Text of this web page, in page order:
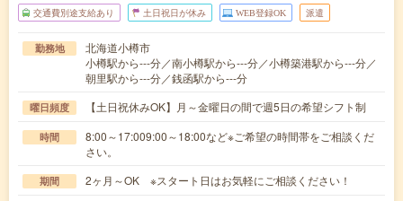
交通費別途支給あり 土日祝日が休み WEB登録OK 派遣
勤務地
北海道小樽市
小樽駅から---分／南小樽駅から---分／小樽築港駅から---分／
朝里駅から---分／銭函駅から---分
曜日頻度 【土日祝休みOK】月～金曜日の間で週5日の希望シフト制
時間
8:00～17:009:00～18:00など※ご希望の時間帯をご相談くだ
さい。
期間 2ヶ月～OK ※スタート日はお気軽にご相談ください！